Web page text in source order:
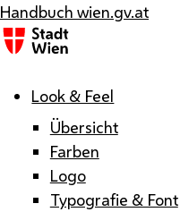
Handbuch wien.gv.at
Look & Feel
Übersicht
Farben
Logo
Typografie & Font